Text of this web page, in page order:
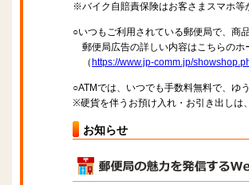
※バイク自賠責保険はお客さまスマホ等
○いつもご利用されている郵便局で、商
郵便局広告の詳しい内容はこちらのホ
（ https://www.jp-comm.jp/
○ATMでは、いつでも手数料無料で、ゆ
※硬貨を伴うお預け入れ・お引き出しは
お知らせ